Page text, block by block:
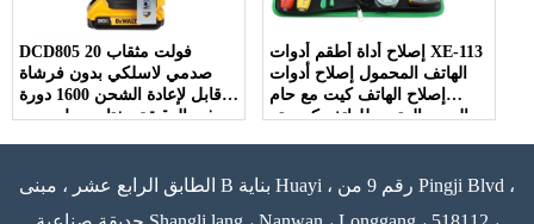
DCD805 20 فولت مثقاب
صدمي لاسلكي بدون فرشاة
قابل لإعادة الشحن 1600 دورة
في الدقيقة مفتاح ربط مدمج
إصلاح أداة أطقم أدوات XE-113
الهاتف المحمول إصلاح أدوات
إصلاح الهاتف كيت مع حام
الحديد المتعدد للهاتف كمبيوتر
الطابق الرابع عشر ، مبنى B بناية Huayi ، رقم 9 من Pingji Blvd ،